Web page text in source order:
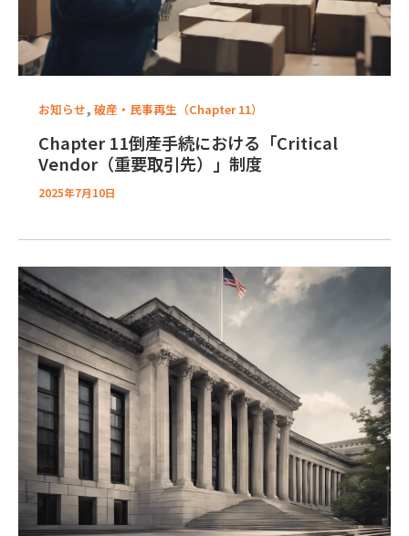
お知らせ, 破産・民事再生（Chapter 11）
Chapter 11倒産手続における「Critical
Vendor（重要取引先）」制度
2025年7月10日